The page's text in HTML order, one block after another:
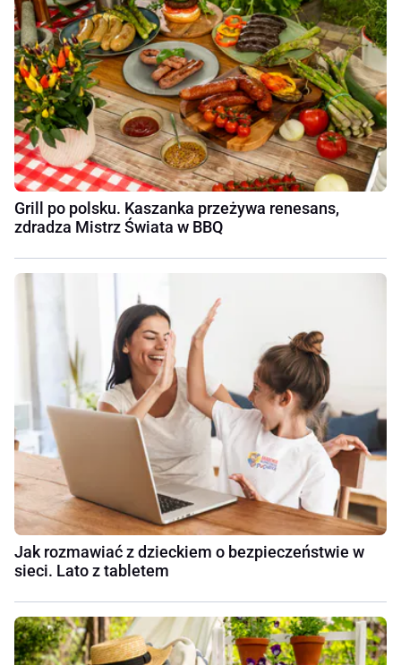
Grill po polsku. Kaszanka przeżywa renesans,
zdradza Mistrz Świata w BBQ
Jak rozmawiać z dzieckiem o bezpieczeństwie w
sieci. Lato z tabletem